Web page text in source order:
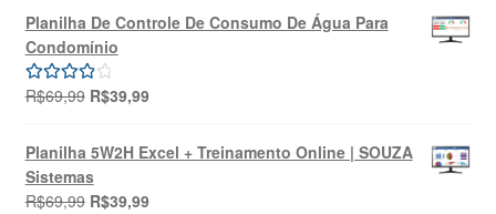
original
era:
R$49,90.
atual
é:
Planilha De Controle De Consumo De Água Para
Condomínio
Avaliação
R$69,99 O
original
era:
R$69,99.
R$39,99O
atual
é:
R$39,99.
Planilha 5W2H Excel + Treinamento Online | SOUZA
Sistemas
R$69,99 O
R$39,99O